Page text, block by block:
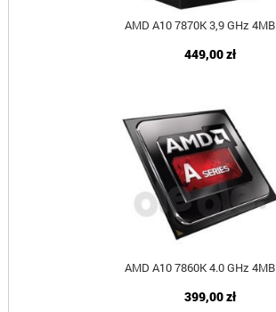
AMD A10 7870K 3,9 GHz 4MB
449,00 zł
AMD A10 7860K 4.0 GHz 4MB
399,00 zł